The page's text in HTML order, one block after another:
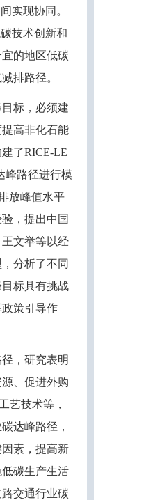
实现协同。
技术创新和
的地区低碳
排路径。
标，必须建
高非化石能
了RICE-LE
峰路径进行模
放峰值水平
，提出中国
文举等以经
分析了不同
标具有挑战
策引导作
，研究表明
、促进外购
艺技术等，
达峰路径，
素，提高新
碳生产生活
交通行业碳